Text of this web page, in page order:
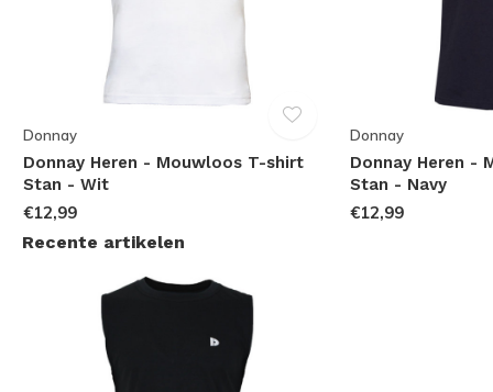
Donnay
Donnay Heren - Mouwloos T-shirt
Stan - Wit
€12,99
Donnay
Donnay Heren -
Stan - Navy
€12,99
Recente artikelen